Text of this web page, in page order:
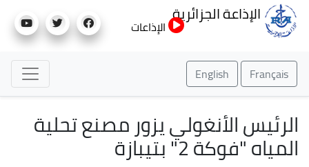
إلى
الإذاعة الجزائرية
الإذاعات
Français
English
الرئيس الأنغولي يزور مصنع تحلية
المياه "فوكة 2" بتيبازة